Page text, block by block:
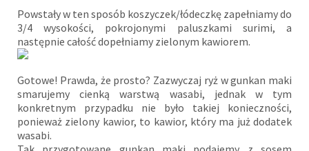
Powstały w ten sposób koszyczek/łódeczkę zapełniamy do
3/4 wysokości, pokrojonymi paluszkami surimi, a
następnie całość dopełniamy zielonym kawiorem.
Gotowe! Prawda, że prosto? Zazwyczaj ryż w gunkan maki
smarujemy cienką warstwą wasabi, jednak w tym
konkretnym przypadku nie było takiej konieczności,
ponieważ zielony kawior, to kawior, który ma już dodatek
wasabi.